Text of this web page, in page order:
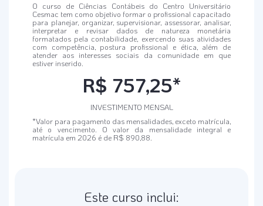
O curso de Ciências Contábeis do Centro Universitário
Cesmac tem como objetivo formar o profissional capacitado
para planejar, organizar, supervisionar, assessorar, analisar,
interpretar e revisar dados de natureza monetária
formatados pela contabilidade, exercendo suas atividades
com competência, postura profissional e ética, além de
atender aos interesses sociais da comunidade em que
estiver inserido.
R$ 757,25*
INVESTIMENTO MENSAL
*Valor para pagamento das mensalidades, exceto matrícula,
até o vencimento. O valor da mensalidade integral e
matrícula em 2026 é de R$ 890,88.
Este curso inclui: